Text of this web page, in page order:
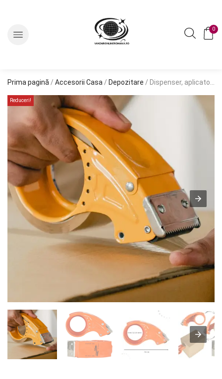
0
Prima pagină / Accesorii Casa / Depozitare / Dispenser, aplicator de banda adeziva cu latimea de 5cm
Reduceri!